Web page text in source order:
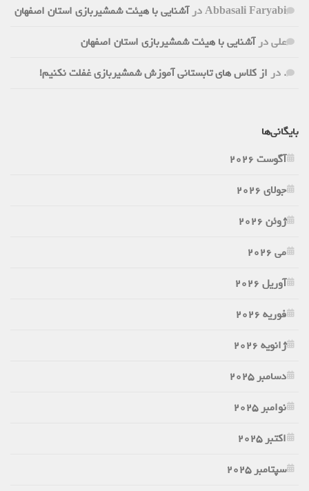
Abbasali Faryabiدرآشنایی با هیئت شمشیربازی استان اصفهان
علیدرآشنایی با هیئت شمشیربازی استان اصفهان
.دراز کلاس های تابستانی آموزش شمشیربازی غفلت نکنیم!
بایگانی‌ها
آگوست 2026
جولای 2026
ژوئن 2026
می 2026
آوریل 2026
فوریه 2026
ژانویه 2026
دسامبر 2025
نوامبر 2025
اکتبر 2025
سپتامبر 2025